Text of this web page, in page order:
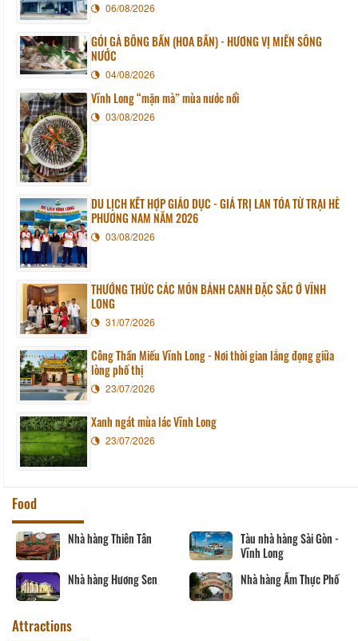
06/08/2026
GỎI GÀ BÔNG BẦN (HOA BẦN) - HƯƠNG VỊ MIỀN SÔNG
NƯỚC
04/08/2026
Vĩnh Long “mặn mà” mùa nước nổi
03/08/2026
DU LỊCH KẾT HỢP GIÁO DỤC - GIÁ TRỊ LAN TỎA TỪ TRẠI HÈ
PHƯƠNG NAM NĂM 2026
03/08/2026
THƯỞNG THỨC CÁC MÓN BÁNH CANH ĐẶC SẮC Ở VĨNH
LONG
31/07/2026
Công Thần Miếu Vĩnh Long - Nơi thời gian lắng đọng giữa
lòng phố thị
23/07/2026
Xanh ngát mùa lác Vĩnh Long
23/07/2026
Food
Sài Gòn -
Thực Phố
Nhà hàng Phương Thủy Nhà hàng
Nhà hàng Ngân Vinh Nhà hàng
Attractions